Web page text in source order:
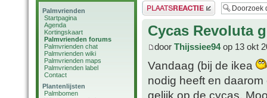
Palmvrienden
Startpagina
Agenda
Kortingskaart
Palmvrienden forums
Palmvrienden chat
Palmvrienden wiki
Palmvrienden maps
Palmvrienden label
Contact
Plantenlijsten
Palmbomen
Plaats een reactie
Cycas Revoluta
door Thijssiee94op 13 okt
Vandaag (bij de ikea
nodig heeft en
gelijk op de cycas.